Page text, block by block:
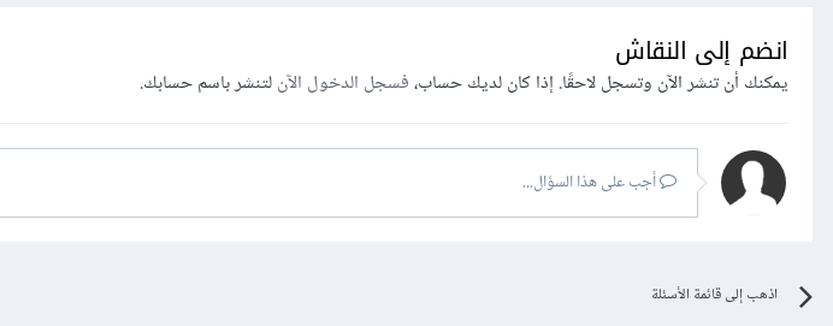
انضم إلى النقاش
يمكنك أن تنشر الآن وتسجل لاحقًا. إذا كان لديك حساب،فسجل الدخول الآنلتنشر باسم حسابك.
أجب على هذا السؤال...
اذهب إلى قائمة الأسئلة